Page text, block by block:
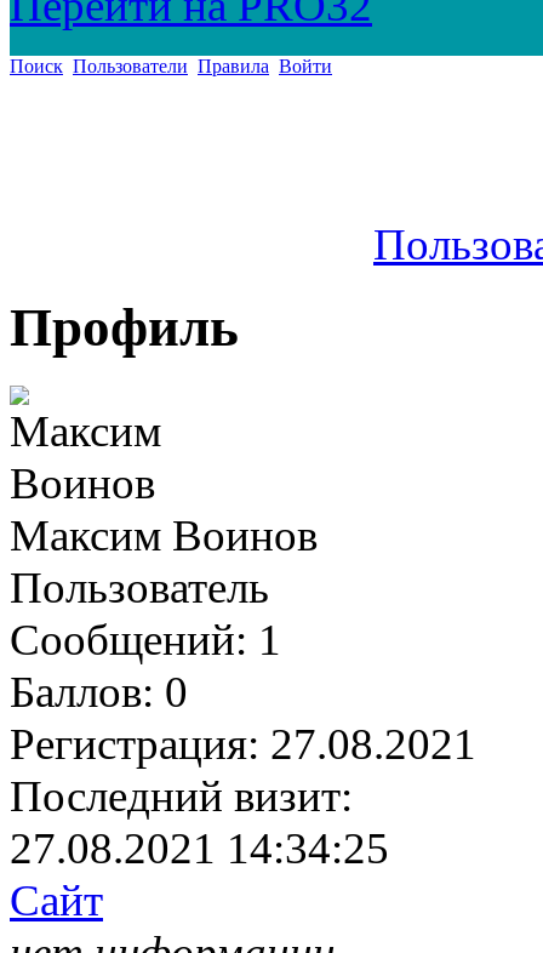
Поиск Пользователи Правила Войти
Профиль
Максим Воинов
Пользователь
Сообщений: 1
Баллов: 0
Регистрация: 27.08.2021
Последний визит:
27.08.2021 14:34:25
Сайт